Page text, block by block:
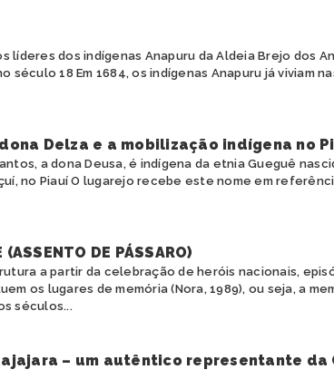
líderes dos indígenas Anapuru da Aldeia Brejo dos
século 18 Em 1684, os indígenas Anapuru já viviam
Delza e a mobilização indígena no
a dona Deusa, é indígena da etnia Gueguê
no Piauí O lugarejo recebe este nome em
DE PÁSSARO)
a partir da celebração de heróis nacionais,
os lugares de memória (Nora, 1989), ou seja, a
séculos...
– um autêntico representante